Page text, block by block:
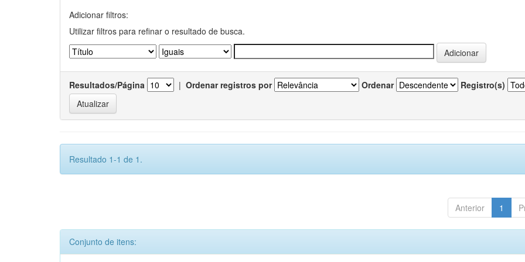
Adicionar filtros:
Utilizar filtros para refinar o resultado de busca.
Resultados/Página | Ordenar registros por Ordenar Registro(s)
Resultado 1-1 de 1.
Anterior 1
Conjunto de itens: